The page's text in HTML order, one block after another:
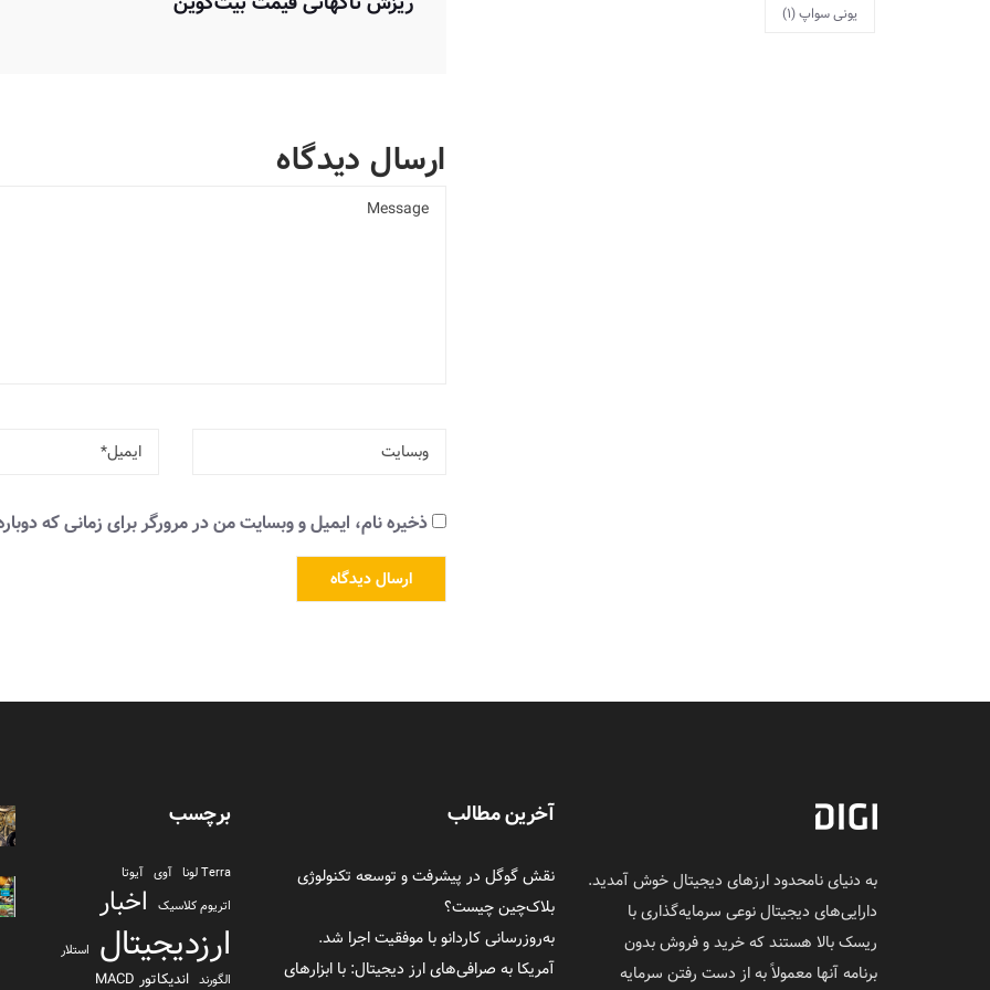
ارسال دیدگاه
ذخیره نام، ایمیل و وبسایت من در مرورگر برای زمانی که
یونی سواپ(1)
به دنیای نامحدود ارزهای دیجیتال خوش آمدید.
دارایی‌های دیجیتال نوعی سرمایه‌گذاری با
ریسک بالا هستند که خرید و فروش بدون
برنامه آنها معمولاً به از دست رفتن سرمایه
آخرین مطالب
نقش گوگل در پیشرفت و توسعه تکنولوژی
بلاک‌چین چیست؟
به‌روزرسانی کاردانو با موفقیت اجرا شد.
آمریکا به صرافی‌های ارز دیجیتال: با ابزارهای
برچسب
Terra لونا آوی آیوتا
اتریوم کلاسیک
اخبار
ارزدیجیتال
استلار
الگورند اندیکاتور MACD